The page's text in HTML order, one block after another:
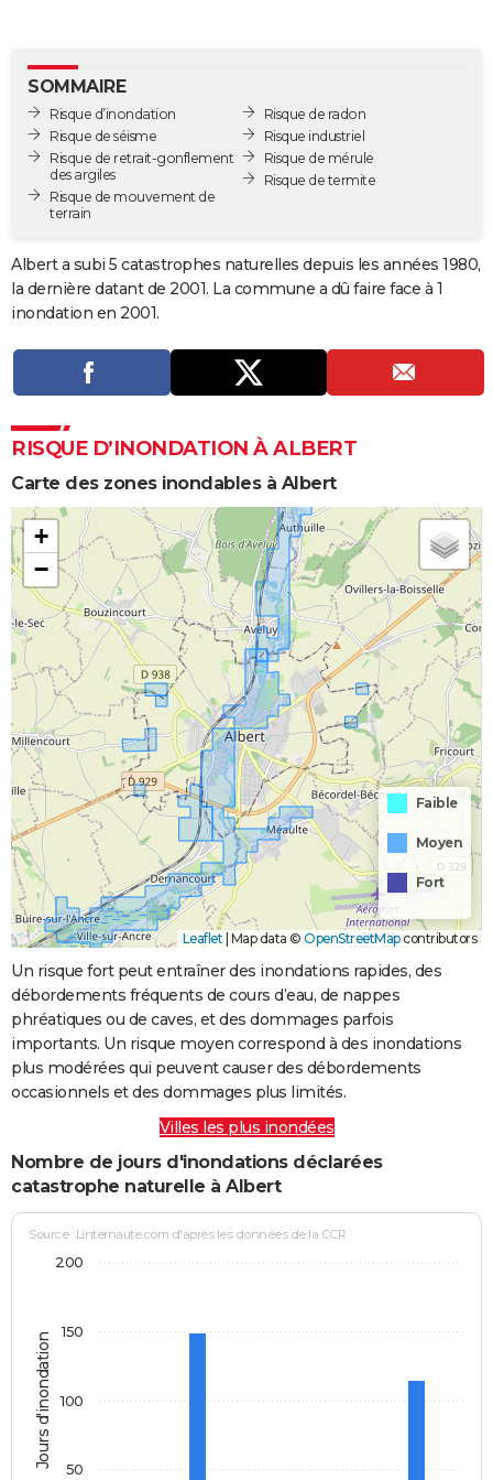
GUIDES D'ACHAT
BONS PLANS
CARTE DE VOEUX
Carte de Noël
Carte Bonne année
Carte Saint-Valentin
Carte Pâques
Carte d'anniversaire
DICTIONNAIRE
COPAINS D'AVANT
Bricolage
Lifestyle
Culture
Sport
Auto
Television
Voyage
Cinema
SOMMAIRE
Risque d’inondation
Risque de séisme
Risque de retrait-gonflement
des argiles
Risque de mouvement de
terrain
Risque de radon
Risque industriel
Risque de mérule
Risque de termite
Albert a subi 5 catastrophes naturelles depuis les années 1980,
la dernière datant de 2001. La commune a dû faire face à 1
inondation en 2001.
RISQUE D’INONDATION À ALBERT
Carte des zones inondables à Albert
+
−
Faible
Moyen
Fort
Leaflet | Map data © OpenStreetMapcontributors
Un risque fort peut entraîner des inondations rapides, des
débordements fréquents de cours d’eau, de nappes
phréatiques ou de caves, et des dommages parfois
importants. Un risque moyen correspond à des inondations
plus modérées qui peuvent causer des débordements
occasionnels et des dommages plus limités.
Villes les plus inondées
Nombre de jours d'inondations déclarées
catastrophe naturelle à Albert
Jours d'inondation
Source : Linternaute.com d'après les données de la CCR
50
100
150
200